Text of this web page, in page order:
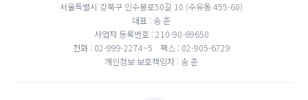
서울특별시 강북구 인수봉로50길 10 (수유동 455-60)
대표 : 송 준
사업자 등록번호 : 210-90-69650
전화 : 02-999-2274~5
팩스 : 02-905-6729
개인정보 보호책임자 : 송 준